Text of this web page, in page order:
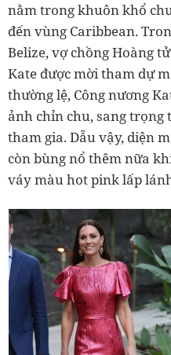
nằm trong khuôn khổ
đến vùng Caribbean.
Belize, vợ chồng Hoàng
Kate được mời tham dự
thường lệ, Công nương
ảnh chỉn chu, sang trọng
tham gia. Dẫu vậy, diện
còn bùng nổ thêm nữa
váy màu hot pink lấp